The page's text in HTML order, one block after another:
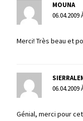
MOUNA
06.04.2009
Merci! Très beau et
06.04.2009
Génial, merci pour